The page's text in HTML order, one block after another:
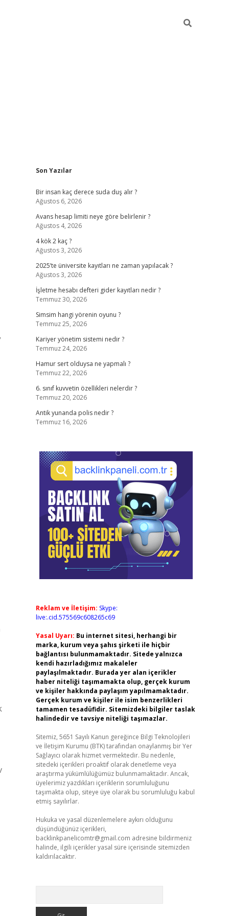
Sidebar
Son Yazılar
Bir insan kaç derece suda duş alır ?
Ağustos 6, 2026
Avans hesap limiti neye göre belirlenir ?
Ağustos 4, 2026
4 kök 2 kaç ?
Ağustos 3, 2026
2025’te üniversite kayıtları ne zaman yapılacak ?
Ağustos 3, 2026
İşletme hesabı defteri gider kayıtları nedir ?
Temmuz 30, 2026
Simsim hangi yörenin oyunu ?
Temmuz 25, 2026
Kariyer yönetim sistemi nedir ?
Temmuz 24, 2026
Hamur sert olduysa ne yapmalı ?
Temmuz 22, 2026
6. sınıf kuvvetin özellikleri nelerdir ?
Temmuz 20, 2026
Antik yunanda polis nedir ?
Temmuz 16, 2026
Reklam ve İletişim: Skype:
live:.cid.575569c608265c69
Yasal Uyarı: Bu internet sitesi, herhangi bir
marka, kurum veya şahıs şirketi ile hiçbir
bağlantısı bulunmamaktadır. Sitede yalnızca
kendi hazırladığımız makaleler
paylaşılmaktadır. Burada yer alan içerikler
haber niteliği taşımamakta olup, gerçek kurum
ve kişiler hakkında paylaşım yapılmamaktadır.
Gerçek kurum ve kişiler ile isim benzerlikleri
tamamen tesadüfidir. Sitemizdeki bilgiler taslak
halindedir ve tavsiye niteliği taşımazlar.
Sitemiz, 5651 Sayılı Kanun gereğince Bilgi Teknolojileri
ve İletişim Kurumu (BTK) tarafından onaylanmış bir Yer
Sağlayıcı olarak hizmet vermektedir. Bu nedenle,
sitedeki içerikleri proaktif olarak denetleme veya
araştırma yükümlülüğümüz bulunmamaktadır. Ancak,
üyelerimiz yazdıkları içeriklerin sorumluluğunu
taşımakta olup, siteye üye olarak bu sorumluluğu kabul
etmiş sayılırlar.
Hukuka ve yasal düzenlemelere aykırı olduğunu
düşündüğünüz içerikleri,
backlinkpanelicomtr@gmail.com adresine bildirmeniz
halinde, ilgili içerikler yasal süre içerisinde sitemizden
kaldırılacaktır.